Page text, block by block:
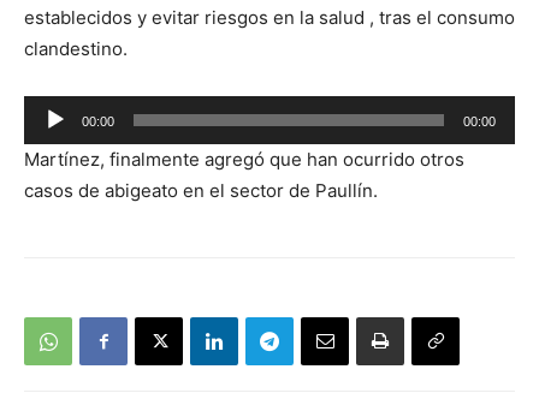
establecidos y evitar riesgos en la salud , tras el consumo
clandestino.
Reproductor
de
audio
00:00 00:00
Martínez, finalmente agregó que han ocurrido otros
casos de abigeato en el sector de Paullín.